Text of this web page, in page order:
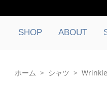
SHOP ABOUT
ホーム > シャツ >